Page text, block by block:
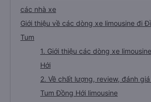
các nhà xe
Giới thiệu về các dòng xe limousine đi
Tum
1. Giới thiệu các dòng xe
Hới
2. Về chất lượng, review, đánh
Tum Đồng Hới limousine